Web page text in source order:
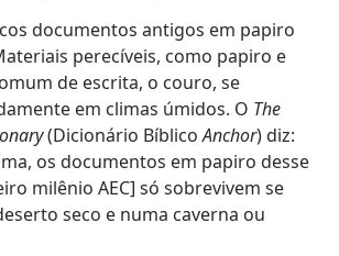
documentos antigos em papiro
perecíveis, como papiro e
de escrita, o couro, se
em climas úmidos. O The
(Dicionário BíblicoAnchor) diz:
os documentos em papiro desse
milênio AEC] só sobrevivem se
seco e numa caverna ou